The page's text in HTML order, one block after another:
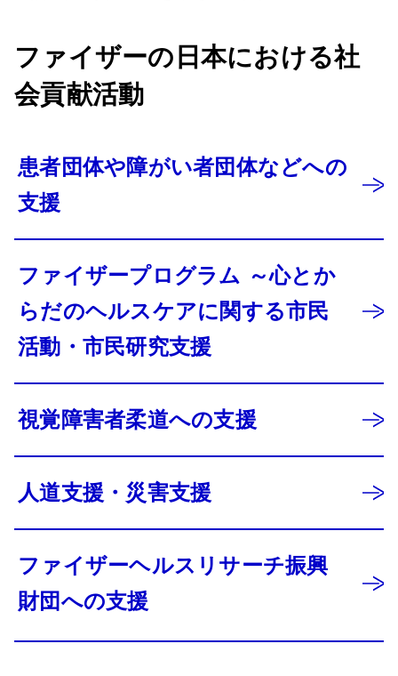
ファイザーの日本における社
会貢献活動
患者団体や障がい者団体などへの
支援
ファイザープログラム ～心とか
らだのヘルスケアに関する市民
活動・市民研究支援
視覚障害者柔道への支援
人道支援・災害支援
ファイザーヘルスリサーチ振興
財団への支援